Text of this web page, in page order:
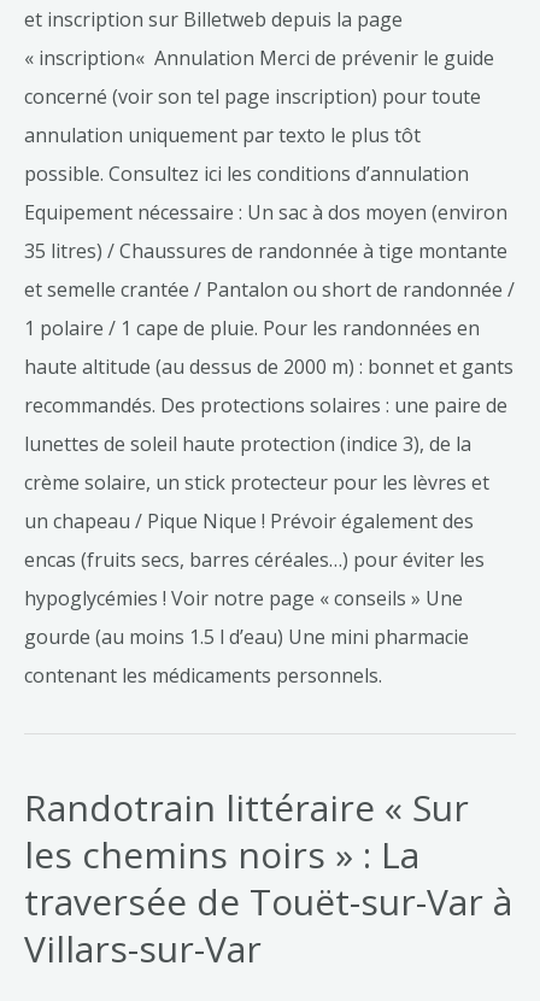
et inscription sur Billetweb depuis la page
« inscription« Annulation Merci de prévenir le guide
concerné (voir son tel page inscription) pour toute
annulation uniquement par texto le plus tôt
possible. Consultez ici les conditions d’annulation
Equipement nécessaire : Un sac à dos moyen (environ
35 litres) / Chaussures de randonnée à tige montante
et semelle crantée / Pantalon ou short de randonnée /
1 polaire / 1 cape de pluie. Pour les randonnées en
haute altitude (au dessus de 2000 m) : bonnet et gants
recommandés. Des protections solaires : une paire de
lunettes de soleil haute protection (indice 3), de la
crème solaire, un stick protecteur pour les lèvres et
un chapeau / Pique Nique ! Prévoir également des
encas (fruits secs, barres céréales…) pour éviter les
hypoglycémies ! Voir notre page « conseils » Une
gourde (au moins 1.5 l d’eau) Une mini pharmacie
contenant les médicaments personnels.
Randotrain littéraire « Sur
les chemins noirs » : La
traversée de Touët-sur-Var à
Villars-sur-Var